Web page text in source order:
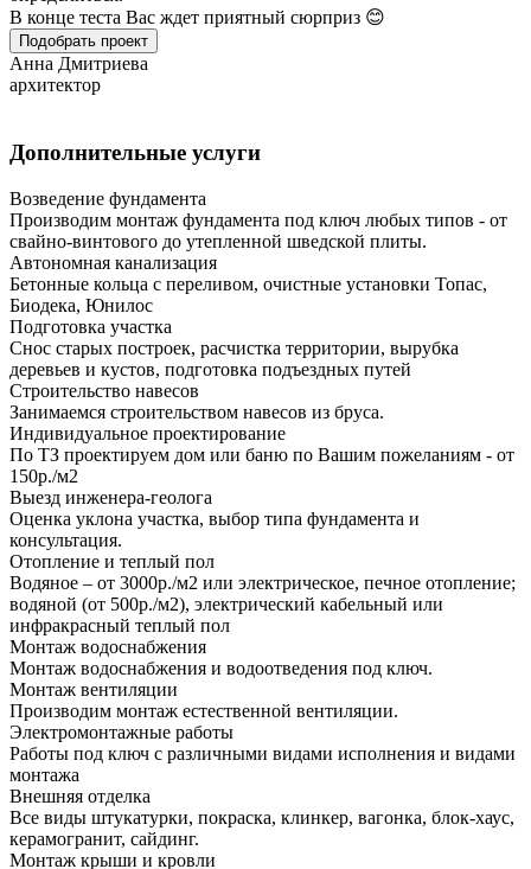
В конце теста Вас ждет приятный сюрприз 😊
Подобрать проект
Анна Дмитриева
архитектор
Дополнительные услуги
Возведение фундамента
Производим монтаж фундамента под ключ любых типов - от
свайно-винтового до утепленной шведской плиты.
Автономная канализация
Бетонные кольца с переливом, очистные установки Топас,
Биодека, Юнилос
Подготовка участка
Снос старых построек, расчистка территории, вырубка
деревьев и кустов, подготовка подъездных путей
Строительство навесов
Занимаемся строительством навесов из бруса.
Индивидуальное проектирование
По ТЗ проектируем дом или баню по Вашим пожеланиям - от
150р./м2
Выезд инженера-геолога
Оценка уклона участка, выбор типа фундамента и
консультация.
Отопление и теплый пол
Водяное – от 3000р./м2 или электрическое, печное отопление;
водяной (от 500р./м2), электрический кабельный или
инфракрасный теплый пол
Монтаж водоснабжения
Монтаж водоснабжения и водоотведения под ключ.
Монтаж вентиляции
Производим монтаж естественной вентиляции.
Электромонтажные работы
Работы под ключ с различными видами исполнения и видами
монтажа
Внешняя отделка
Все виды штукатурки, покраска, клинкер, вагонка, блок-хаус,
керамогранит, сайдинг.
Монтаж крыши и кровли